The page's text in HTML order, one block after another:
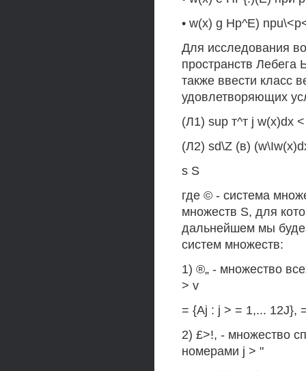
• w(x) g Hp^E)
Для исследования
пространств
также ввести класс
удовлетворяющих
(Л1) sup т^т j w(x)dx
(Л2) sd\Z (в)
s S
где © - система
множеств S, для
дальнейшем мы
систем множеств:
1) ®„ - множество
> v
= {Aj : j > = 1,... 12J},
2) £>!, - множество
номерами j > "